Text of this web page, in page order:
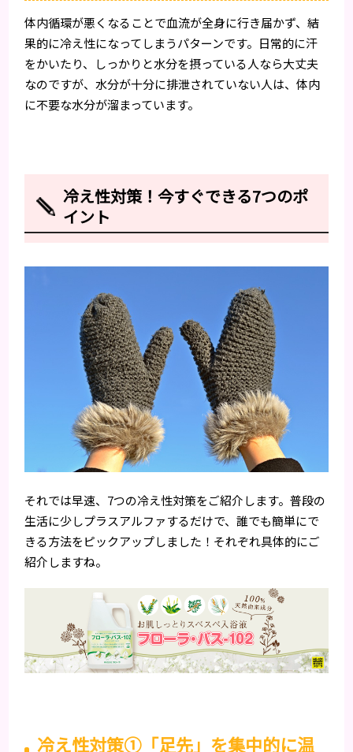
体内循環が悪くなることで血流が全身に行き届かず、結
果的に冷え性になってしまうパターンです。日常的に汗
をかいたり、しっかりと水分を摂っている人なら大丈夫
なのですが、水分が十分に排泄されていない人は、体内
に不要な水分が溜まっています。
冷え性対策！今すぐできる7つのポ
イント
それでは早速、7つの冷え性対策をご紹介します。普段の
生活に少しプラスアルファするだけで、誰でも簡単にで
きる方法をピックアップしました！それぞれ具体的にご
紹介しますね。
冷え性対策①「足先」を集中的に温